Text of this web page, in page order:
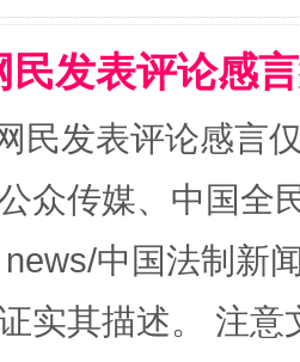
隐身衣” 如何以
民发表评论感
民发表评论感言
众传媒、中国全
中国法制新
实其描述。 注